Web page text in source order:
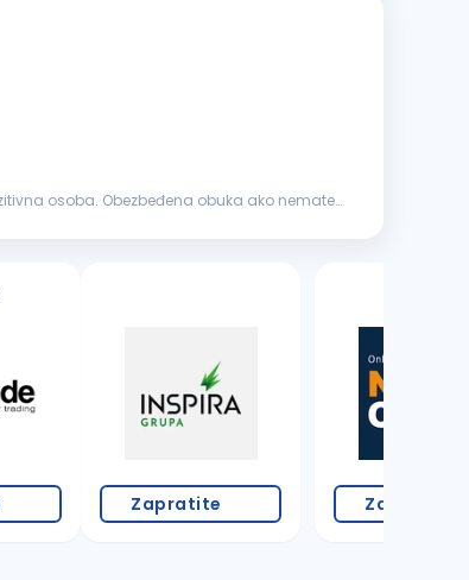
osoba. Obezbeđena obuka ako nemate
Zapratite Zapratite